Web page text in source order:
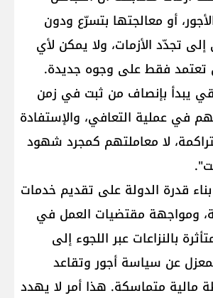
أو معالجتها بتسرّع ودون
إلى تجدّد الأزمات، ولا يمكن لأي
فقط على وجوه جديدة.
يبدأ بإنصاف من ثبت في زمن
في عملية التعافي، والإستفادة
لا معاملتهم كمجرد شهود
قدرة الدولة على تقديم خدمات
ومواجهة مقتضيات العمل في
بالنزاعات عبر اللجوء إلى
عن سياسة أجور وتقاعد
متماسكة. هذا أمر لا يهدد